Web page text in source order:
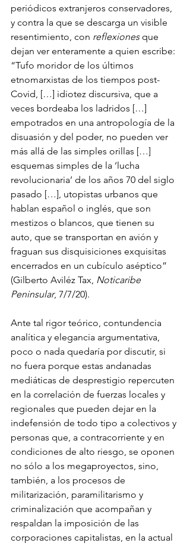
periódicos extranjeros conservadores,
y contra la que se descarga un visible
resentimiento, con reflexiones que
dejan ver enteramente a quien escribe:
“Tufo moridor de los últimos
etnomarxistas de los tiempos post-
Covid, […] idiotez discursiva, que a
veces bordeaba los ladridos […]
empotrados en una antropología de la
disuasión y del poder, no pueden ver
más allá de las simples orillas […]
esquemas simples de la ‘lucha
revolucionaria’ de los años 70 del siglo
pasado […], utopistas urbanos que
hablan español o inglés, que son
mestizos o blancos, que tienen su
auto, que se transportan en avión y
fraguan sus disquisiciones exquisitas
encerrados en un cubículo aséptico”
(Gilberto Aviléz Tax, Noticaribe
Peninsular, 7/7/20).
Ante tal rigor teórico, contundencia
analítica y elegancia argumentativa,
poco o nada quedaría por discutir, si
no fuera porque estas andanadas
mediáticas de desprestigio repercuten
en la correlación de fuerzas locales y
regionales que pueden dejar en la
indefensión de todo tipo a colectivos y
personas que, a contracorriente y en
condiciones de alto riesgo, se oponen
no sólo a los megaproyectos, sino,
también, a los procesos de
militarización, paramilitarismo y
criminalización que acompañan y
respaldan la imposición de las
corporaciones capitalistas, en la actual